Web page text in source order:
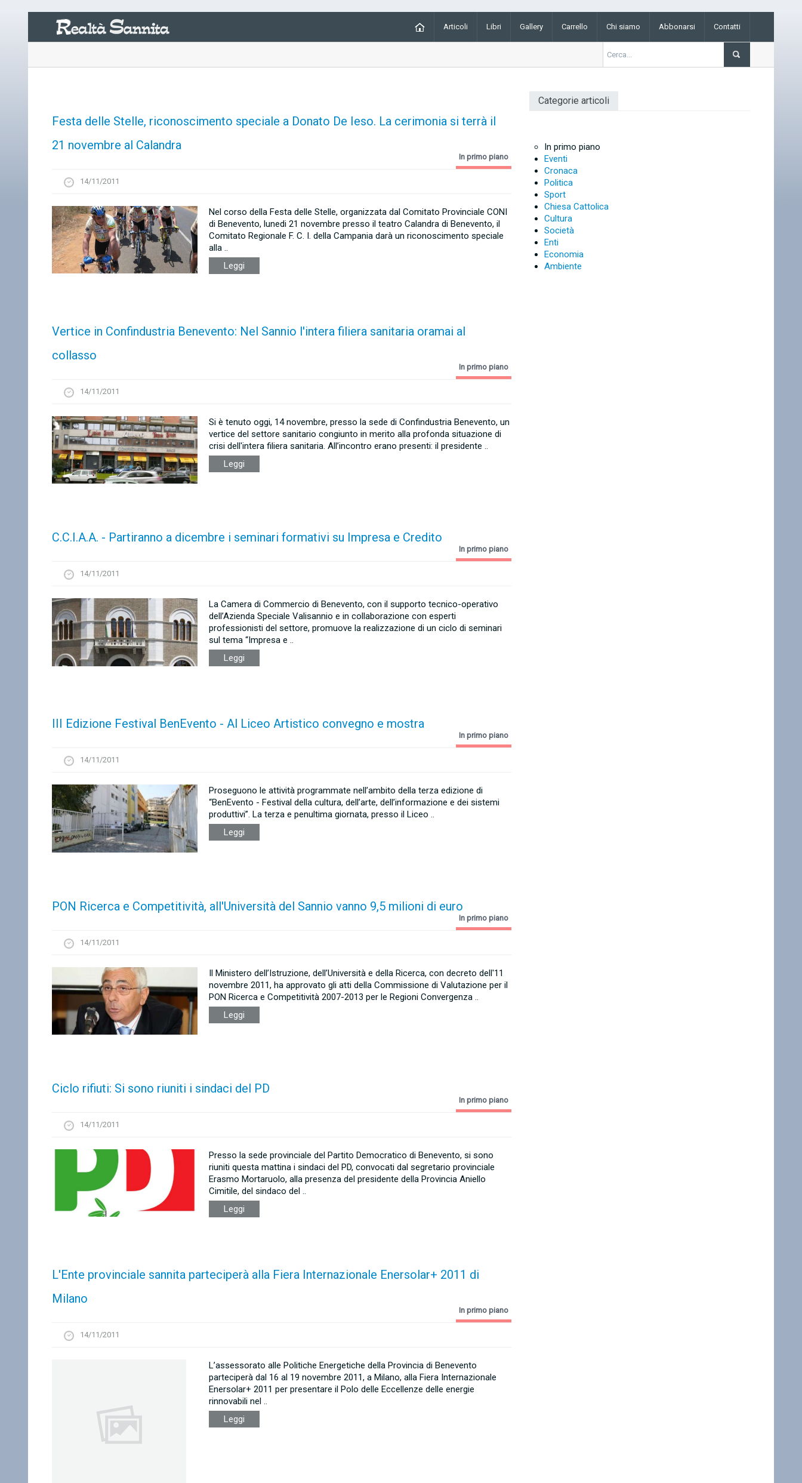
Articoli Libri Gallery Carrello Chi siamo Abbonarsi Contatti
Festa delle Stelle, riconoscimento speciale a Donato De Ieso. La cerimonia si terrà il
21 novembre al Calandra
In primo piano
14/11/2011
Nel corso della Festa delle Stelle, organizzata dal Comitato Provinciale CONI
di Benevento, lunedi 21 novembre presso il teatro Calandra di Benevento, il
Comitato Regionale F. C. I. della Campania darà un riconoscimento speciale
alla ..
Leggi
Vertice in Confindustria Benevento: Nel Sannio l'intera filiera sanitaria oramai al
collasso
In primo piano
14/11/2011
Si è tenuto oggi, 14 novembre, presso la sede di Confindustria Benevento, un
vertice del settore sanitario congiunto in merito alla profonda situazione di
crisi dell'intera filiera sanitaria. All’incontro erano presenti: il presidente ..
Leggi
C.C.I.A.A. - Partiranno a dicembre i seminari formativi su Impresa e Credito
In primo piano
14/11/2011
La Camera di Commercio di Benevento, con il supporto tecnico-operativo
dell’Azienda Speciale Valisannio e in collaborazione con esperti
professionisti del settore, promuove la realizzazione di un ciclo di seminari
sul tema “Impresa e ..
Leggi
III Edizione Festival BenEvento - Al Liceo Artistico convegno e mostra
In primo piano
14/11/2011
Proseguono le attività programmate nell’ambito della terza edizione di
“BenEvento - Festival della cultura, dell’arte, dell’informazione e dei sistemi
produttivi”. La terza e penultima giornata, presso il Liceo ..
Leggi
PON Ricerca e Competitività, all'Università del Sannio vanno 9,5 milioni di euro
In primo piano
14/11/2011
Il Ministero dell’Istruzione, dell’Università e della Ricerca, con decreto dell'11
novembre 2011, ha approvato gli atti della Commissione di Valutazione per il
PON Ricerca e Competitività 2007-2013 per le Regioni Convergenza ..
Leggi
Ciclo rifiuti: Si sono riuniti i sindaci del PD
In primo piano
14/11/2011
Presso la sede provinciale del Partito Democratico di Benevento, si sono
riuniti questa mattina i sindaci del PD, convocati dal segretario provinciale
Erasmo Mortaruolo, alla presenza del presidente della Provincia Aniello
Cimitile, del sindaco del ..
Leggi
L'Ente provinciale sannita parteciperà alla Fiera Internazionale Enersolar+ 2011 di
Milano
In primo piano
14/11/2011
L’assessorato alle Politiche Energetiche della Provincia di Benevento
parteciperà dal 16 al 19 novembre 2011, a Milano, alla Fiera Internazionale
Enersolar+ 2011 per presentare il Polo delle Eccellenze delle energie
rinnovabili nel ..
Leggi
Categorie articoli
In primo piano
Eventi
Cronaca
Politica
Sport
Chiesa Cattolica
Cultura
Società
Enti
Economia
Ambiente